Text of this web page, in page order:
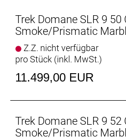
du eine Ausstattung, die dir in
Zuverlässigkeit und
hitzigen Gruppenausfahrten
einen echten Vorteil verschafft.
- Der schlanke, komplett neue
Series OCLV Carbon
Verfügung.
- Shimanos Topschaltung
Trek Domane SLR 9 50
Smoke/Prismatic
Z.Z. nicht verfügbar
pro Stück (inkl. MwSt.)
11.499,00 EUR
Trek Domane SLR 9 52
Smoke/Prismatic